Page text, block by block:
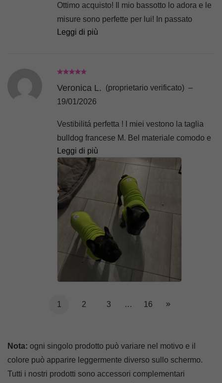
Ottimo acquisto! Il mio bassotto lo adora e le
misure sono perfette per lui! In passato
abbiamo provato ad acquistare capi in altri
fiducia a Piggypet ❤️
Leggi di più
Veronica L. (proprietario verificato) –
19/01/2026
Vestibilitá perfetta ! I miei vestono la taglia
bulldog francese M. Bel materiale comodo e
confortevole
Leggi di più
1 2 3 … 16
Nota: ogni singolo prodotto può variare nel motivo e il
colore può apparire leggermente diverso sullo schermo.
Tutti i nostri prodotti sono accessori complementari